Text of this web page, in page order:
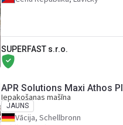
SUPERFAST s.r.o.
APR Solutions Maxi Athos
Iepakošanas mašīna
JAUNS
Vācija, Schellbronn